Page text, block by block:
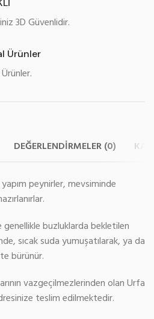
3D Güvenlidir.
Ürünler
Ürünler.
DEĞERLENDIRMELER (0)
peynirler, mevsiminde
buzluklarda bekletilen
sıcak suda yumuşatılarak, ya da
bürünür.
vazgeçilmezlerinden olan Urfa
teslim edilmektedir.